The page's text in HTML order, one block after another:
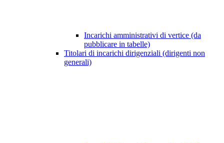
Incarichi amministrativi di vertice (da
pubblicare in tabelle)
Titolari di incarichi dirigenziali (dirigenti non
generali)